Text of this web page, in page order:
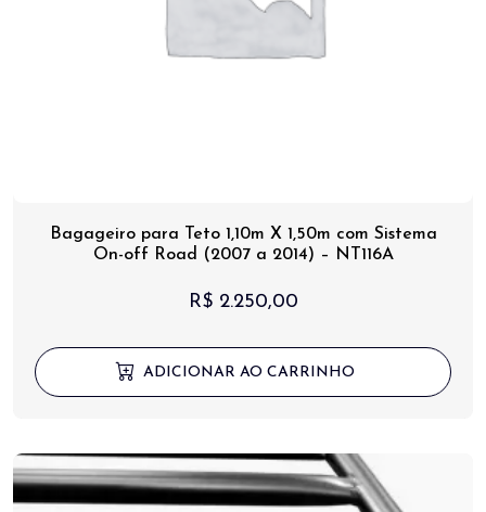
Bagageiro para Teto 1,10m X 1,50m com Sistema
On-off Road (2007 a 2014) – NT116A
R$2.250,00
ADICIONAR AO CARRINHO